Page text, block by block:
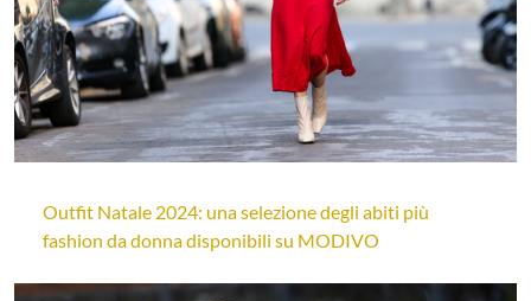
Outfit Natale 2024: una selezione degli abiti più
fashion da donna disponibili su MODIVO